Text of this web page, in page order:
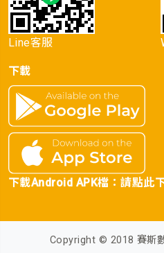
Line客服
下載
下載Android APK檔：請點此
Copyright © 2018 賽斯